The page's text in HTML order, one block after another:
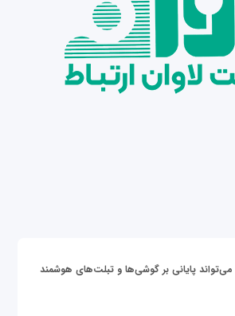
پایانی بر گوشی‌ها و تبلت‌های هوشمند